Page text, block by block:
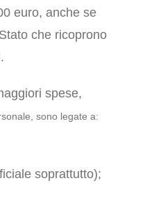
euro, anche se
che ricoprono
spese,
sono legate a:
soprattutto);